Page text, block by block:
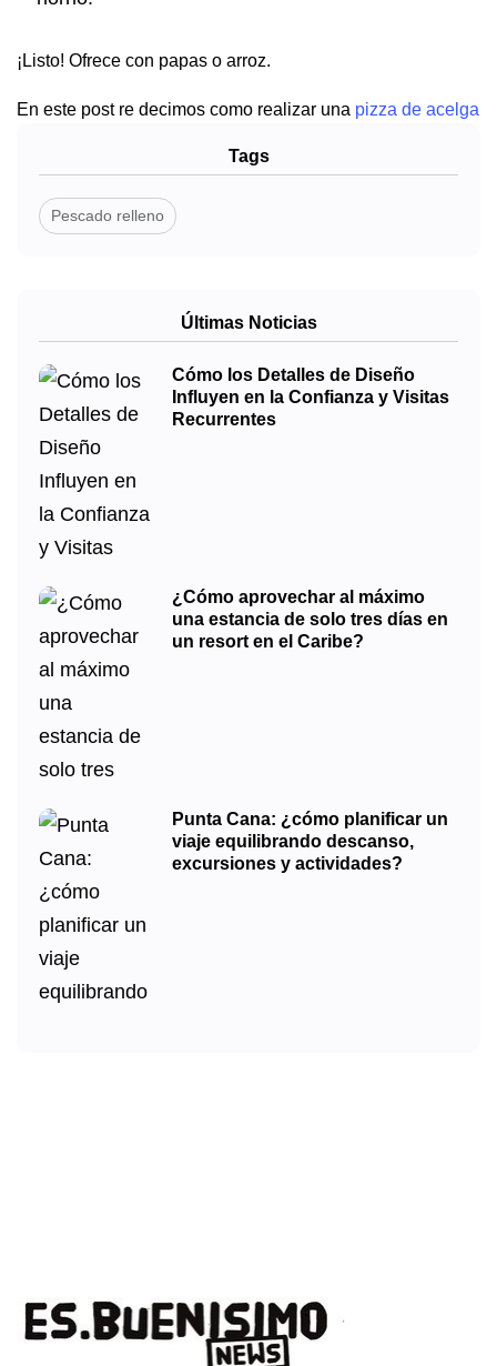
¡Listo! Ofrece con papas o arroz.
En este post re decimos como realizar una pizza de acelga
Tags
Pescado relleno
Últimas Noticias
Cómo los Detalles de Diseño
Influyen en la Confianza y Visitas
Recurrentes
¿Cómo aprovechar al máximo
una estancia de solo tres días en
un resort en el Caribe?
Punta Cana: ¿cómo planificar un
viaje equilibrando descanso,
excursiones y actividades?